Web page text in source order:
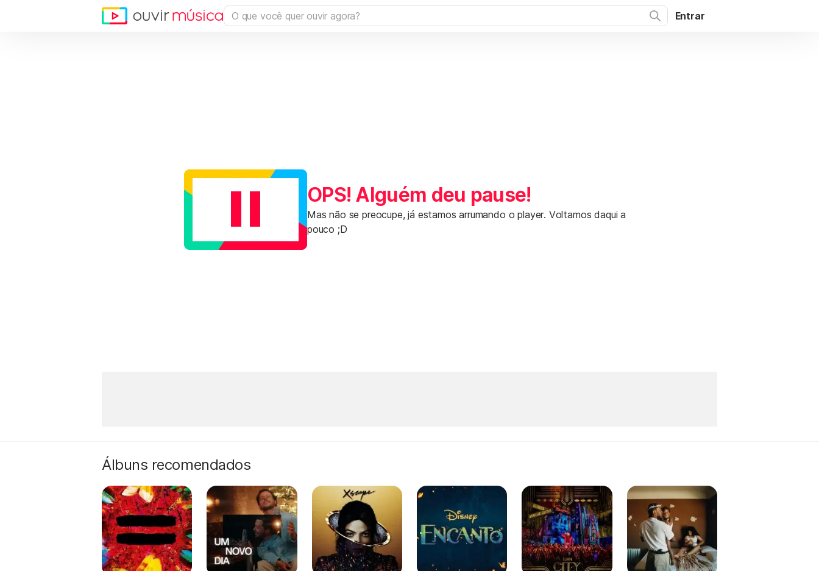
Entrar
OPS! Alguém deu pause!
Mas não se preocupe, já estamos arrumando o player. Voltamos daqui a
pouco ;D
Álbuns recomendados